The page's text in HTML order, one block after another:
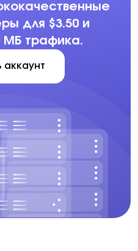
для $3.50 и
МБ трафика.
аккаунт